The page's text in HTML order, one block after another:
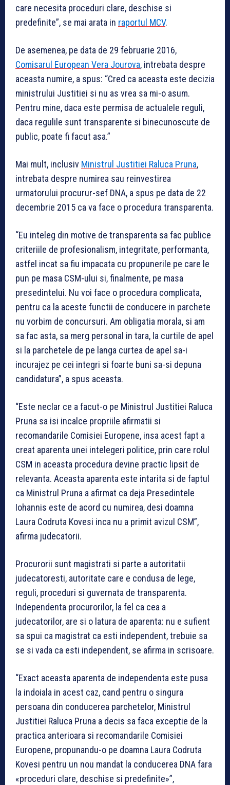
care necesita proceduri clare, deschise si
predefinite”, se mai arata in raportul MCV.
De asemenea, pe data de 29 februarie 2016,
Comisarul European Vera Jourova, intrebata despre
aceasta numire, a spus: “Cred ca aceasta este decizia
ministrului Justitiei si nu as vrea sa mi-o asum.
Pentru mine, daca este permisa de actualele reguli,
daca regulile sunt transparente si binecunoscute de
public, poate fi facut asa.”
Mai mult, inclusiv Ministrul Justitiei Raluca Pruna,
intrebata despre numirea sau reinvestirea
urmatorului procurur-sef DNA, a spus pe data de 22
decembrie 2015 ca va face o procedura transparenta.
“Eu inteleg din motive de transparenta sa fac publice
criteriile de profesionalism, integritate, performanta,
astfel incat sa fiu impacata cu propunerile pe care le
pun pe masa CSM-ului si, finalmente, pe masa
presedintelui. Nu voi face o procedura complicata,
pentru ca la aceste functii de conducere in parchete
nu vorbim de concursuri. Am obligatia morala, si am
sa fac asta, sa merg personal in tara, la curtile de apel
si la parchetele de pe langa curtea de apel sa-i
incurajez pe cei integri si foarte buni sa-si depuna
candidatura”, a spus aceasta.
“Este neclar ce a facut-o pe Ministrul Justitiei Raluca
Pruna sa isi incalce propriile afirmatii si
recomandarile Comisiei Europene, insa acest fapt a
creat aparenta unei intelegeri politice, prin care rolul
CSM in aceasta procedura devine practic lipsit de
relevanta. Aceasta aparenta este intarita si de faptul
ca Ministrul Pruna a afirmat ca deja Presedintele
Iohannis este de acord cu numirea, desi doamna
Laura Codruta Kovesi inca nu a primit avizul CSM”,
afirma judecatorii.
Procurorii sunt magistrati si parte a autoritatii
judecatoresti, autoritate care e condusa de lege,
reguli, proceduri si guvernata de transparenta.
Independenta procurorilor, la fel ca cea a
judecatorilor, are si o latura de aparenta: nu e sufient
sa spui ca magistrat ca esti independent, trebuie sa
se si vada ca esti independent, se afirma in scrisoare.
“Exact aceasta aparenta de independenta este pusa
la indoiala in acest caz, cand pentru o singura
persoana din conducerea parchetelor, Ministrul
Justitiei Raluca Pruna a decis sa faca exceptie de la
practica anterioara si recomandarile Comisiei
Europene, propunandu-o pe doamna Laura Codruta
Kovesi pentru un nou mandat la conducerea DNA fara
«proceduri clare, deschise si predefinite»”,